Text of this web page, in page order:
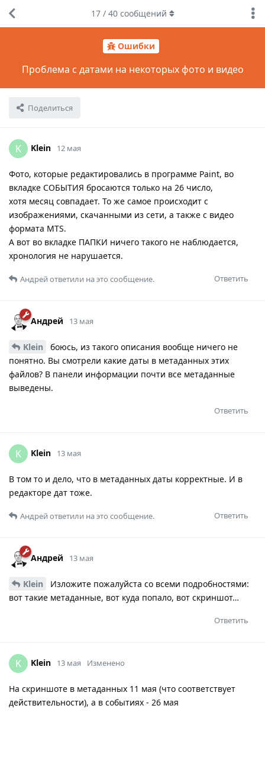
Ошибки
Проблема с датами на некоторых фото и видео
Поделиться
17/ 40сообщений
K Klein 12 мая
Фото, которые редактировались в программе Paint, во
вкладке СОБЫТИЯ бросаются только на 26 число,
хотя месяц совпадает. То же самое происходит с
изображениями, скачанными из сети, а также с видео
формата MTS.
А вот во вкладке ПАПКИ ничего такого не наблюдается,
хронология не нарушается.
Ответить
Андрейответили на это сообщение.
Андрей 13 мая
Klein
боюсь, из такого описания вообще ничего не
понятно. Вы смотрели какие даты в метаданных этих
файлов? В панели информации почти все метаданные
выведены.
Ответить
K Klein 13 мая
В том то и дело, что в метаданных даты корректные. И в
редакторе дат тоже.
Ответить
Андрейответили на это сообщение.
Андрей 13 мая
Klein
Изложите пожалуйста со всеми подробностями:
вот такие метаданные, вот куда попало, вот скриншот…
Ответить
K Klein 13 мая Изменено
На скриншоте в метаданных 11 мая (что соответствует
действительности), а в событиях - 26 мая